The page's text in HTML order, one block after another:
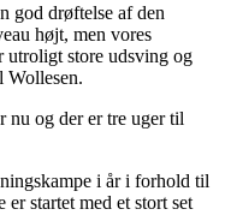
god drøftelse af den
højt, men vores
utroligt store udsving og
Wollesen.
nu og der er tre uger til
i år i forhold til
startet med et stort set